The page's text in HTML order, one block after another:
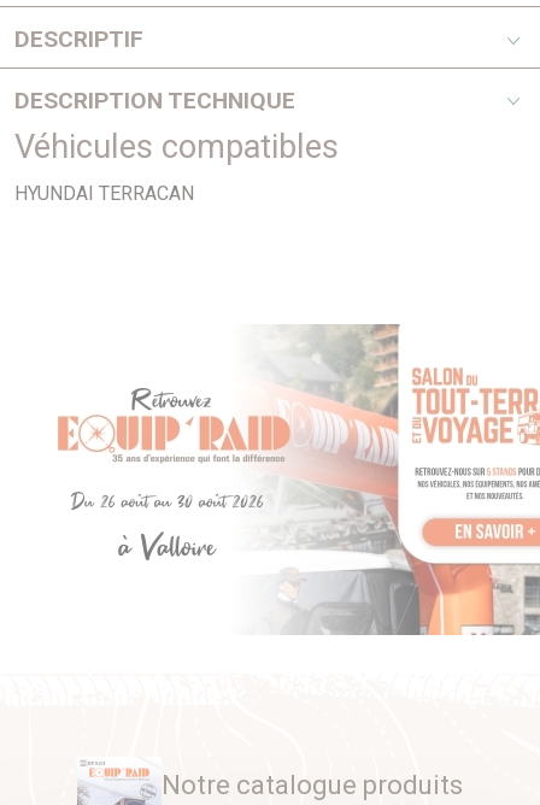
DESCRIPTIF
DESCRIPTION TECHNIQUE
PHOTO NON CONTRACTUELLE
Véhicules compatibles
HYUNDAI TERRACAN
Notre catalogue produits